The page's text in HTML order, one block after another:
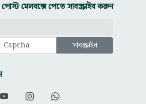
মেলবক্সে পেতে সাবস্ক্রাইব করুন